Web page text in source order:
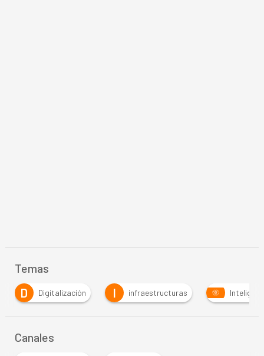
Temas
D
Digitalización I infraestructuras
Canales